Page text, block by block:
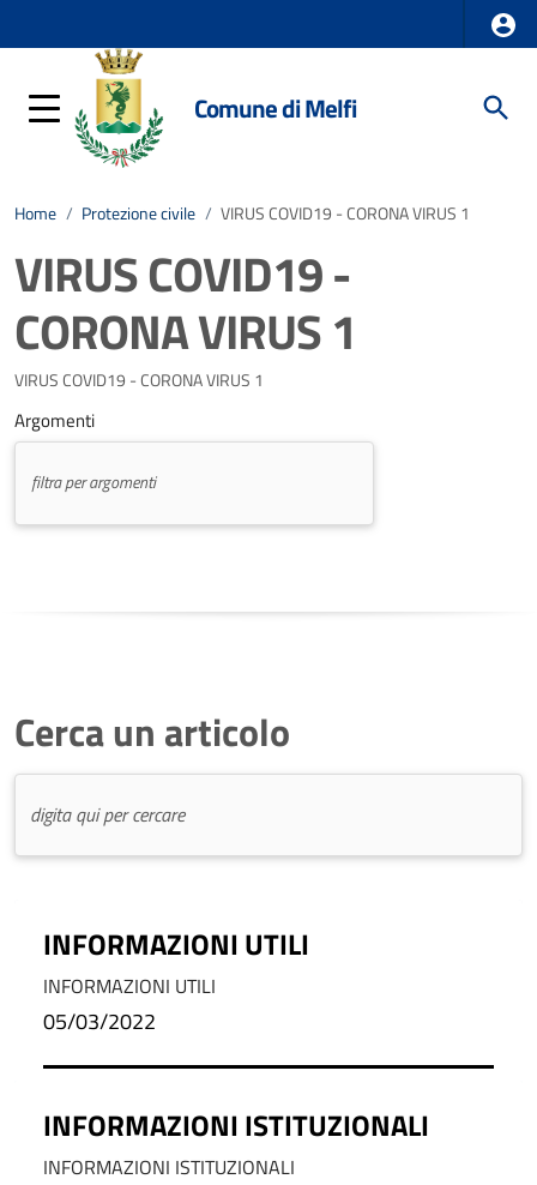
Comune di Melfi
Home / Protezione civile / VIRUS COVID19 - CORONA VIRUS 1
VIRUS COVID19 -
CORONA VIRUS 1
VIRUS COVID19 - CORONA VIRUS 1
Argomenti
Cerca un articolo
INFORMAZIONI UTILI
INFORMAZIONI UTILI
05/03/2022
INFORMAZIONI ISTITUZIONALI
INFORMAZIONI ISTITUZIONALI